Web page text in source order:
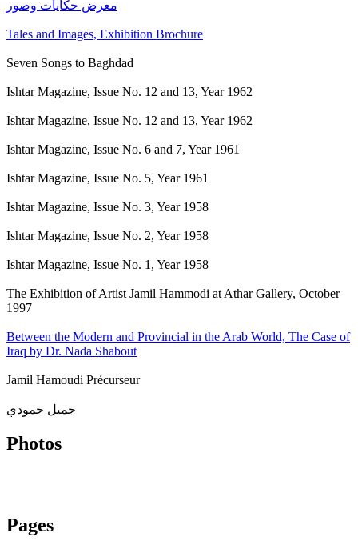
معرض حكايات وصور
Tales and Images, Exhibition Brochure
Seven Songs to Baghdad
Ishtar Magazine, Issue No. 12 and 13, Year 1962
Ishtar Magazine, Issue No. 12 and 13, Year 1962
Ishtar Magazine, Issue No. 6 and 7, Year 1961
Ishtar Magazine, Issue No. 5, Year 1961
Ishtar Magazine, Issue No. 3, Year 1958
Ishtar Magazine, Issue No. 2, Year 1958
Ishtar Magazine, Issue No. 1, Year 1958
The Exhibition of Artist Jamil Hammodi at Athar Gallery, October
1997
Between the Modern and Provincial in the Arab World, The Case of
Iraq by Dr. Nada Shabout
Jamil Hamoudi Précurseur
جميل حمودي
Photos
Pages